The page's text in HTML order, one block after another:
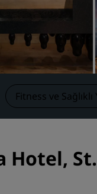
Fitness ve Sağlıklı
Hotel,